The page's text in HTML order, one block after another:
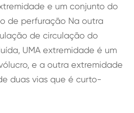
e um conjunto do
de perfuração Na outra
de circulação do
UMA extremidade é um
e a outra extremidade
duas vias que é curto-